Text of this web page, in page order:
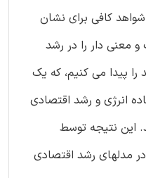
کافی برای نشان
معنی دار را در رشد
را پیدا می کنیم، که یک
انرژی و رشد اقتصادی
این نتیجه توسط
در مدلهای رشد اقتصادی